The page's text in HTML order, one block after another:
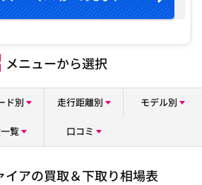
メニューから選択
ド別 走行距離別 モデル別
覧 口コミ
イアの買取＆下取り相場表